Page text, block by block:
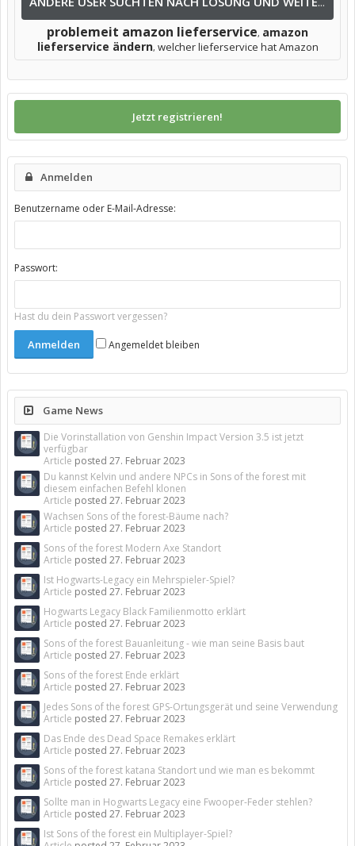
ANDERE USER SUCHTEN NACH LÖSUNG UND WEITEREN INFOS NACH:
problemeit amazon lieferservice, amazon
lieferservice ändern, welcher lieferservice hat Amazon
Jetzt registrieren!
Anmelden
Benutzername oder E-Mail-Adresse:
Passwort:
Hast du dein Passwort vergessen?
Angemeldet bleiben
Game News
Die Vorinstallation von Genshin Impact Version 3.5 ist jetzt
verfügbar
Article posted 27. Februar 2023
Du kannst Kelvin und andere NPCs in Sons of the forest mit
diesem einfachen Befehl klonen
Article posted 27. Februar 2023
Wachsen Sons of the forest-Bäume nach?
Article posted 27. Februar 2023
Sons of the forest Modern Axe Standort
Article posted 27. Februar 2023
Ist Hogwarts-Legacy ein Mehrspieler-Spiel?
Article posted 27. Februar 2023
Hogwarts Legacy Black Familienmotto erklärt
Article posted 27. Februar 2023
Sons of the forest Bauanleitung - wie man seine Basis baut
Article posted 27. Februar 2023
Sons of the forest Ende erklärt
Article posted 27. Februar 2023
Jedes Sons of the forest GPS-Ortungsgerät und seine Verwendung
Article posted 27. Februar 2023
Das Ende des Dead Space Remakes erklärt
Article posted 27. Februar 2023
Sons of the forest katana Standort und wie man es bekommt
Article posted 27. Februar 2023
Sollte man in Hogwarts Legacy eine Fwooper-Feder stehlen?
Article posted 27. Februar 2023
Ist Sons of the forest ein Multiplayer-Spiel?